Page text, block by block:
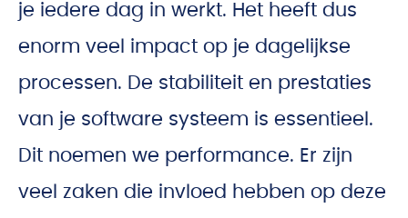
je iedere dag in werkt. Het heeft dus
enorm veel impact op je dagelijkse
processen. De stabiliteit en prestaties
van je software systeem is essentieel.
Dit noemen we performance. Er zijn
veel zaken die invloed hebben op deze